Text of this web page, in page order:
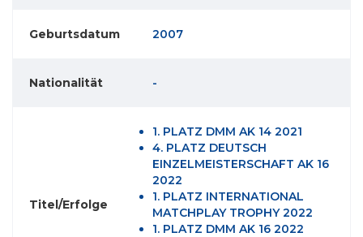
Geburtsdatum 2007
Nationalität -
Titel/Erfolge
1. PLATZ DMM AK 14 2021
4. PLATZ DEUTSCH
EINZELMEISTERSCHAFT AK 16
2022
1. PLATZ INTERNATIONAL
MATCHPLAY TROPHY 2022
1. PLATZ DMM AK 16 2022